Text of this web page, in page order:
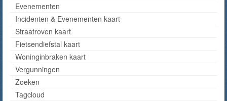
Evenementen
Incidenten & Evenementen kaart
Straatroven kaart
Fietsendiefstal kaart
Woninginbraken kaart
Vergunningen
Zoeken
Tagcloud